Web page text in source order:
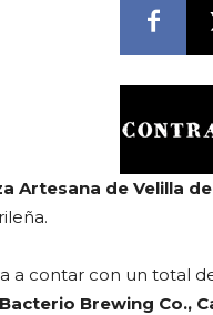
Artesana de Velilla
a contar con un total
Brewing Co.,